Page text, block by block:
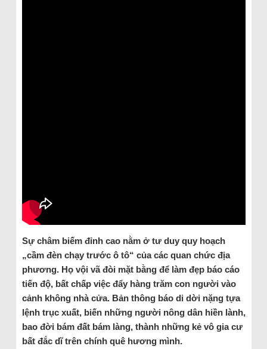
Sự châm biếm đỉnh cao nằm ở tư duy quy hoạch
„cầm đèn chạy trước ô tô“ của các quan chức địa
phương. Họ vội vã đòi mặt bằng để làm đẹp báo cáo
tiến độ, bất chấp việc đẩy hàng trăm con người vào
cảnh không nhà cửa. Bản thông báo di dời nặng tựa
lệnh trục xuất, biến những người nông dân hiền lành,
bao đời bám đất bám làng, thành những kẻ vô gia cư
bất đắc dĩ trên chính quê hương mình.